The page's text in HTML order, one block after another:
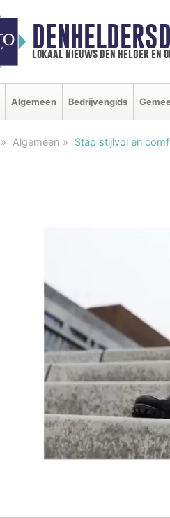
lokaal nieuws den helder en
Algemeen Bedrijvengids
Algemeen Stap stijlvol en